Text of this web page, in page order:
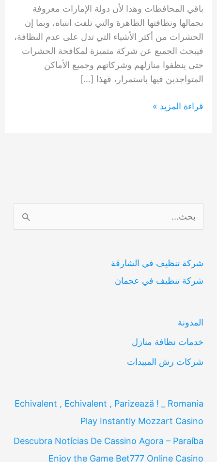
باقي المحافظات وهذا لأن دولة الإمارات معروفة
بجمالها ونظافتها الظاهرة والتي تلفت انتباه، وبما إن
الحشرات من أكثر الأشياء التي تدل على عدم النظافة،
فيبحث الجميع عن شركة متميزة لمكافحة الحشرات
حتى ينظفوا منازلهم وشركاتهم وجميع الأماكن
المتواجدين فيها باستمرار، فهذا […]
شركة
قراءة المزيد »
ل
ح
ث
شركة تنظيف في الشارقة
شركة تنظيف في عجمان
المدونة
خدمات نظافة منازل
شركات رش المبيدات
Echivalent , Echivalent , Parizează ! _ Romania
Play Instantly Mozzart Casino
Descubra Notícias De Cassino Agora – Paraíba
Enjoy the Game Bet777 Online Casino